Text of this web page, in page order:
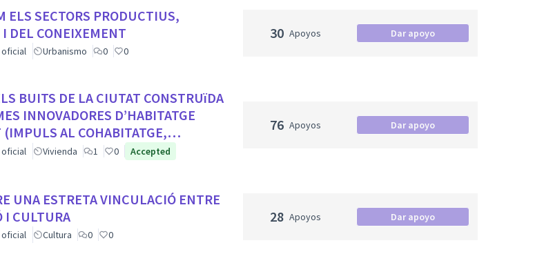
ELS SECTORS PRODUCTIUS,
DEL CONEIXEMENT
Urbanismo 0 0
30 Apoyos Dar apoyo
BUITS DE LA CIUTAT CONSTRUïDA
INNOVADORES D’HABITATGE
(IMPULS AL COHABITATGE,
LOCALS BUITS EN PLANTA BAIXA...
Vivienda 1 0 Accepted
76 Apoyos Dar apoyo
UNA ESTRETA VINCULACIÓ ENTRE
I CULTURA
Cultura 0 0
28 Apoyos Dar apoyo